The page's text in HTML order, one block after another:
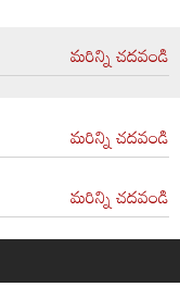
మరిన్ని చదవండి
మరిన్ని చదవండి
మరిన్ని చదవండి